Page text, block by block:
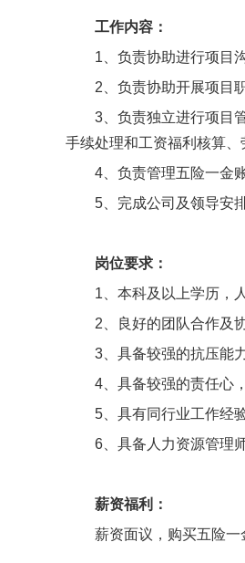
工作内容：
1、负责协助进行项目
2、负责协助开展项目
3、负责独立进行项目
手续处理和工资福利核算、
4、负责管理五险一金
5、完成公司及领导安
岗位要求：
1、本科及以上学历，
2、良好的团队合作及
3、具备较强的抗压能
4、具备较强的责任心
5、具有同行业工作经
6、具备人力资源管理
薪资福利：
薪资面议，购买五险